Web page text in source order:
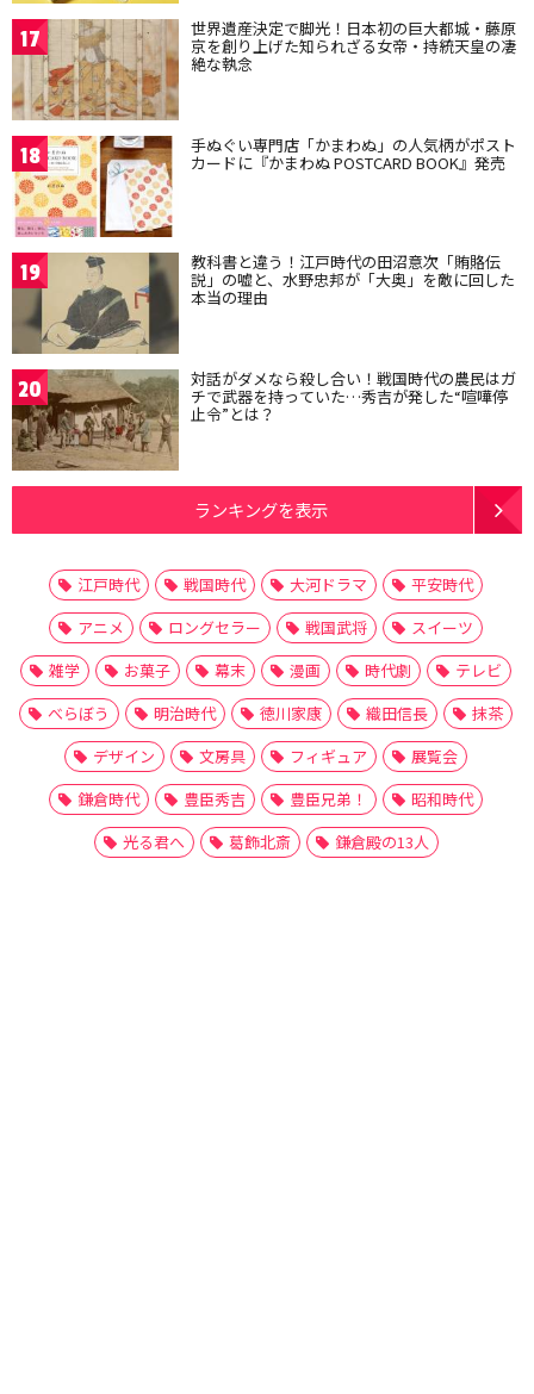
17 世界遺産決定で脚光！日本初の巨大都城・藤原
京を創り上げた知られざる女帝・持統天皇の凄
絶な執念
18 手ぬぐい専門店「かまわぬ」の人気柄がポスト
カードに『かまわぬ POSTCARD BOOK』発売
19 教科書と違う！江戸時代の田沼意次「賄賂伝
説」の嘘と、水野忠邦が「大奥」を敵に回した
本当の理由
20 対話がダメなら殺し合い！戦国時代の農民はガ
チで武器を持っていた…秀吉が発した“喧嘩停
止令”とは？
ランキングを表示
江戸時代 戦国時代 大河ドラマ
平安時代
アニメ
ロングセラー 戦国武将
スイーツ
雑学
お菓子 幕末 漫画 時代劇
テレビ
べらぼう
明治時代 徳川家康 織田信長
抹茶
デザイン
文房具 フィギュア
展覧会
鎌倉時代
豊臣秀吉 豊臣兄弟！
昭和時代
光る君へ
葛飾北斎 鎌倉殿の13人